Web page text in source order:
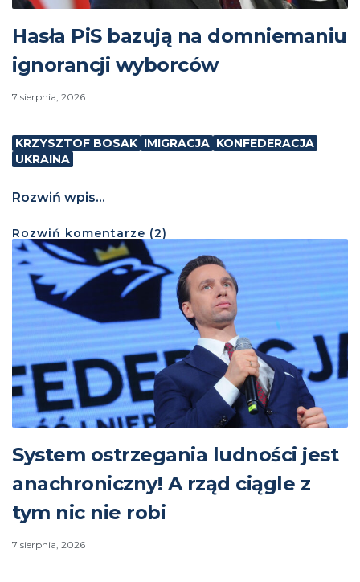
Hasła PiS bazują na domniemaniu
ignorancji wyborców
7 sierpnia, 2026
KRZYSZTOF BOSAK IMIGRACJA KONFEDERACJA
UKRAINA
Rozwiń wpis...
Rozwiń komentarze (2)
System ostrzegania ludności jest
anachroniczny! A rząd ciągle z
tym nic nie robi
7 sierpnia, 2026